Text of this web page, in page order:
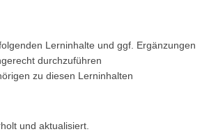
Lerninhalte und ggf. Ergänzungen
durchzuführen
zu diesen Lerninhalten
und aktualisiert.